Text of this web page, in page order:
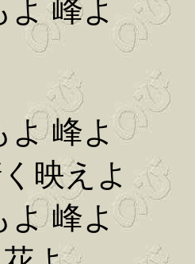
よ 峰よ
よ 峰よ
映えよ
よ 峰よ